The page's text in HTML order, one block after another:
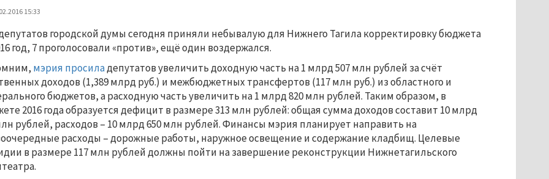
15:33
городской думы сегодня приняли небывалую для Нижнего Тагила корректировку бюджета
год, 7 проголосовали «против», ещё один воздержался.
мэрия просиладепутатов увеличить доходную часть на 1 млрд 507 млн рублей за счёт
доходов (1,389 млрд руб.) и межбюджетных трансфертов (117 млн руб.) из областного и
бюджетов, а расходную часть увеличить на 1 млрд 820 млн рублей. Таким образом, в
2016 года образуется дефицит в размере 313 млн рублей: общая сумма доходов составит 10 млрд
рублей, расходов – 10 млрд 650 млн рублей. Финансы мэрия планирует направить на
расходы – дорожные работы, наружное освещение и содержание кладбищ. Целевые
в размере 117 млн рублей должны пойти на завершение реконструкции Нижнетагильского